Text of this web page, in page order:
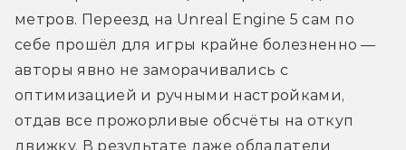
метров. Переезд на Unreal Engine 5 сам по
себе прошёл для игры крайне болезненно —
авторы явно не заморачивались с
оптимизацией и ручными настройками,
отдав все прожорливые обсчёты на откуп
движку. В результате даже обладатели